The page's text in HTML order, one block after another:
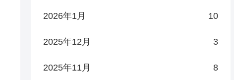
2026年1月 10
2025年12月 3
2025年11月 8